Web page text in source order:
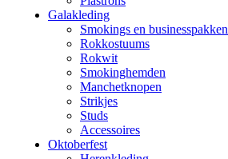
Galakleding
Smokings en businesspakken
Rokkostuums
Rokwit
Smokinghemden
Manchetknopen
Strikjes
Studs
Accessoires
Oktoberfest